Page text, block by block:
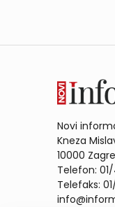
Novi
Kneza
10000
Telefon:
Telefaks: